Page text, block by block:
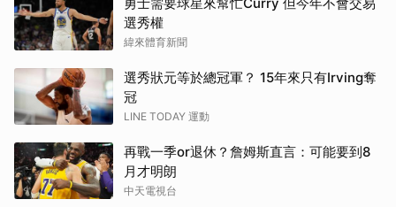
選秀權
緯來體育新聞
選秀狀元等於總冠軍？ 15年來只有Irving奪
冠
LINE TODAY 運動
再戰一季or退休？詹姆斯直言：可能要到8
月才明朗
中天電視台